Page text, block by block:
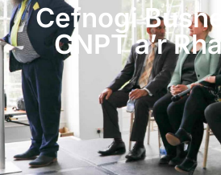
Cefnogi
CNPT a’r